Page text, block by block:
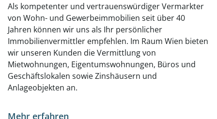
Als kompetenter und vertrauenswürdiger Vermarkter
von Wohn- und Gewerbeimmobilien seit über 40
Jahren können wir uns als Ihr persönlicher
Immobilienvermittler empfehlen. Im Raum Wien bieten
wir unseren Kunden die Vermittlung von
Mietwohnungen, Eigentumswohnungen, Büros und
Geschäftslokalen sowie Zinshäusern und
Anlageobjekten an.
Mehr erfahren